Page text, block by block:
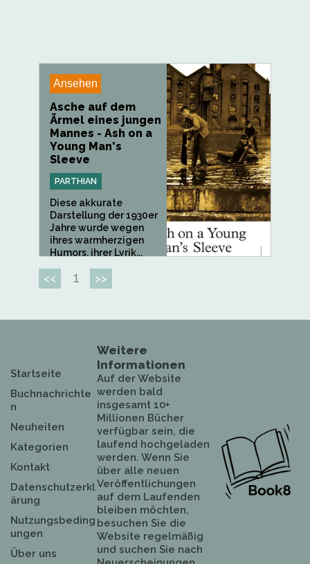
Ansehen
Asche auf dem
Ärmel eines jungen
Mannes - Ash on a
Young Man's
Sleeve
PARTHIAN
Diese akkurate
Darstellung der 1930er
Jahre wurde wegen
ihres warmherzigen
Humors, ihrer Lyrik...
<< 1 >>
Startseite
Buchnachrichte
n
Neuheiten
Kategorien
Kontakt
Datenschutzerkl
ärung
Nutzungsbeding
ungen
Über uns
Weitere
Informationen
Auf der Website
werden bald
insgesamt 10+
Millionen Bücher
verfügbar sein, die
laufend hochgeladen
werden. Wenn Sie
über alle neuen
Veröffentlichungen
auf dem Laufenden
bleiben möchten,
besuchen Sie die
Website regelmäßig
und suchen Sie nach